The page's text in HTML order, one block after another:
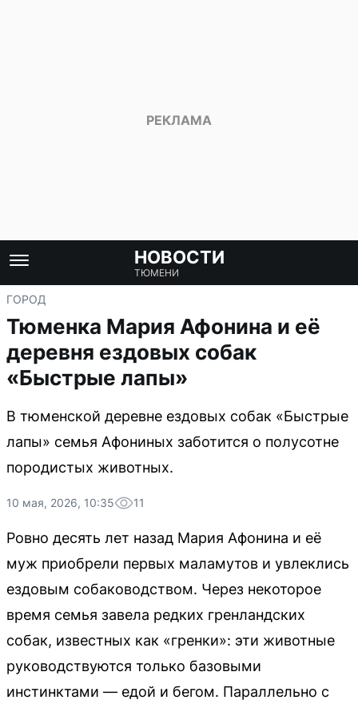
НОВОСТИ
ТЮМЕНИ
ГОРОД
Тюменка Мария Афонина и её
деревня ездовых собак
«Быстрые лапы»
В тюменской деревне ездовых собак «Быстрые
лапы» семья Афониных заботится о полусотне
породистых животных.
10 мая, 2026, 10:35 11
Ровно десять лет назад Мария Афонина и её
муж приобрели первых маламутов и увлеклись
ездовым собаководством. Через некоторое
время семья завела редких гренландских
собак, известных как «гренки»: эти животные
руководствуются только базовыми
инстинктами — едой и бегом. Параллельно с